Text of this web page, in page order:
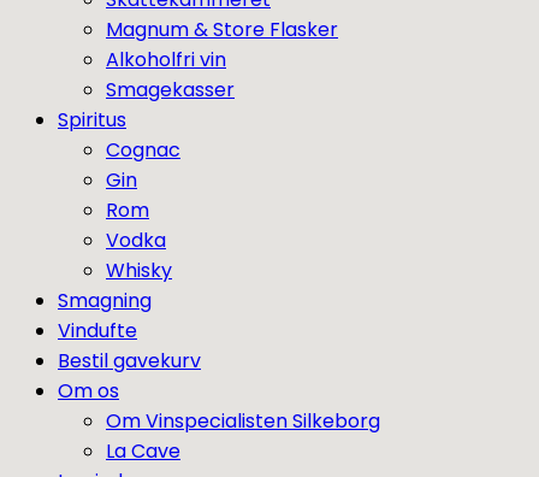
Magnum & Store Flasker
Alkoholfri vin
Smagekasser
Spiritus
Cognac
Gin
Rom
Vodka
Whisky
Smagning
Vindufte
Bestil gavekurv
Om os
Om Vinspecialisten Silkeborg
La Cave